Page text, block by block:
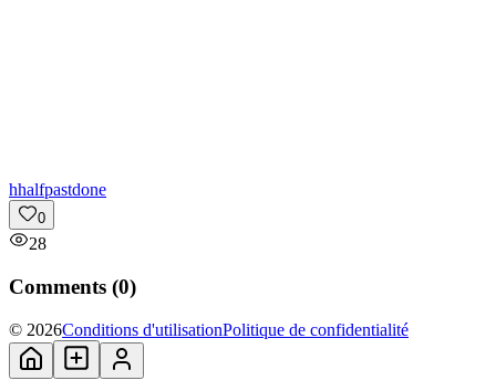
hhalfpastdone
0
28
Comments (0)
© 2026Conditions d'utilisationPolitique de confidentialité